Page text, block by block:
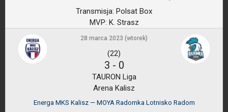
Transmisja: Polsat Box
MVP: K. Strasz
28 marca 2023 (wtorek)
(22)
3 - 0
TAURON Liga
Arena Kalisz
Energa MKS Kalisz — MOYA Radomka Lotnisko Radom